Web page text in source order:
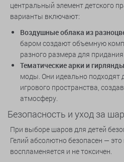
центральный элемент детского
варианты включают:
Воздушные облака из
баром создают объемную
разного размера для придания
Тематические арки и гирлянды
моды. Они идеально подходят
игрового пространства,
атмосферу.
Безопасность и уход за
При выборе шаров для детей
Гелий абсолютно безопасен —
воспламеняется и не токсичен.